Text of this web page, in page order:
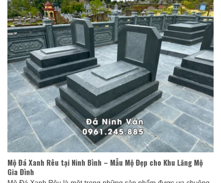
Mộ Đá Xanh Rêu tại Ninh Bình – Mẫu Mộ Đẹp cho Khu Lăng Mộ
Gia Đình